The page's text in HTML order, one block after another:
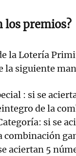
los premios?
la Lotería
la siguiente
: si se
de la
si se
combinación
aciertan 5